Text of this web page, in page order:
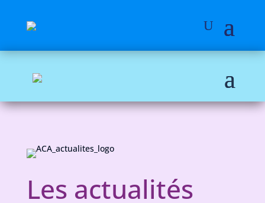
Les actualités